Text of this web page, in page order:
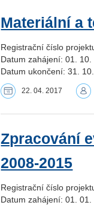
Materiální a
Registrační číslo
Datum zahájení: 01. 10.
Datum ukončení: 31.
22. 04. 2017
Zpracování
2008-2015
Registrační číslo
Datum zahájení: 01. 01.